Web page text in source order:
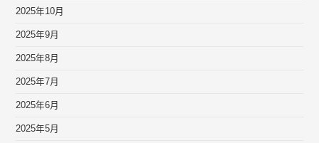
2025年10月
2025年9月
2025年8月
2025年7月
2025年6月
2025年5月